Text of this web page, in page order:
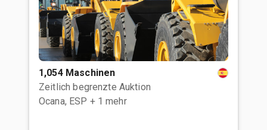
1,054 Maschinen
Zeitlich begrenzte Auktion
Ocana, ESP + 1 mehr